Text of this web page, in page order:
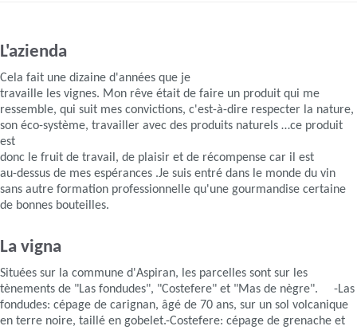
L'azienda
Cela fait une dizaine d'années que je
travaille les vignes. Mon rêve était de faire un produit qui me
ressemble, qui suit mes convictions, c'est-à-dire respecter la nature,
son éco-système, travailler avec des produits naturels …ce produit
est
donc le fruit de travail, de plaisir et de récompense car il est
au-dessus de mes espérances .Je suis entré dans le monde du vin
sans autre formation professionnelle qu'une gourmandise certaine
de bonnes bouteilles.
La vigna
Situées sur la commune d'Aspiran, les parcelles sont sur les
tènements de "Las fondudes", "Costefere" et "Mas de nègre". -Las
fondudes: cépage de carignan, âgé de 70 ans, sur un sol volcanique
en terre noire, taillé en gobelet.-Costefere: cépage de grenache et